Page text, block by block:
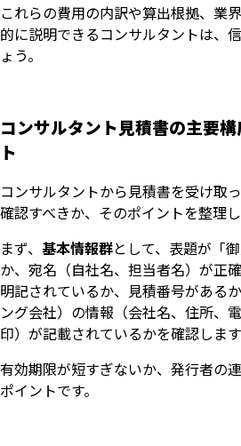
これらの費用の内訳や算出根拠、業
的に説明できるコンサルタントは、
ょう。
コンサルタント見積書の主要
ト
コンサルタントから見積書を受け取
確認すべきか、そのポイントを整理し
まず、 基本情報群として、表題が「
か、宛名（自社名、担当者名）が正
明記されているか、見積番号がある
ング会社）の情報（会社名、住所、
印）が記載されているかを確認します
有効期限が短すぎないか、発行者の
ポイントです。